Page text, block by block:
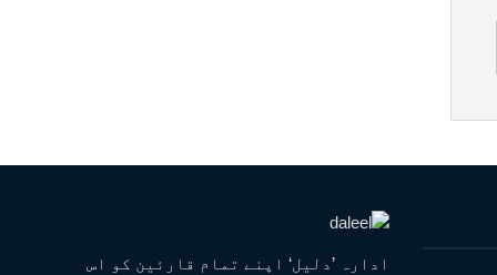
ادارہ ’دلیل‘ اپنے تمام قارئین کو اس